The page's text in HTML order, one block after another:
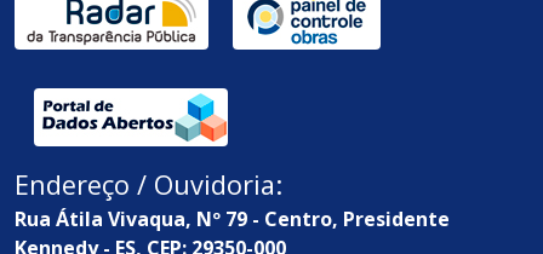
Endereço / Ouvidoria:
Rua Átila Vivaqua, Nº 79 - Centro, Presidente
Kennedy - ES, CEP: 29350-000